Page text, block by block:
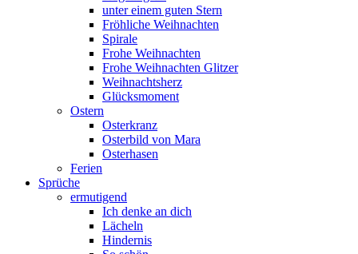
unter einem guten Stern
Fröhliche Weihnachten
Spirale
Frohe Weihnachten
Frohe Weihnachten Glitzer
Weihnachtsherz
Glücksmoment
Ostern
Osterkranz
Osterbild von Mara
Osterhasen
Ferien
Sprüche
ermutigend
Ich denke an dich
Lächeln
Hindernis